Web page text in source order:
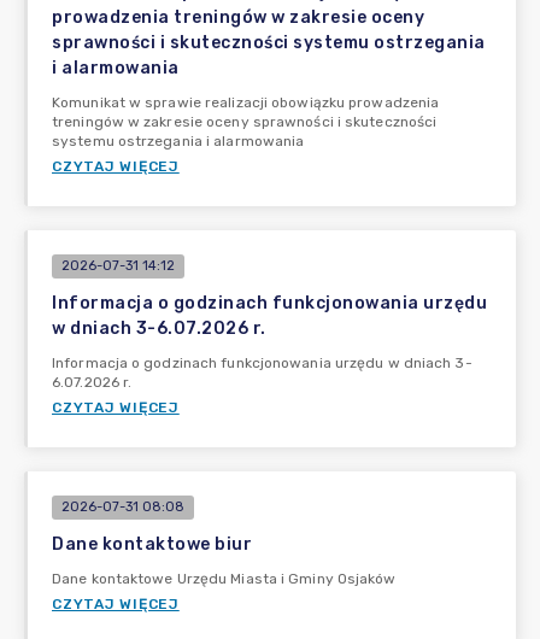
prowadzenia treningów w zakresie oceny
sprawności i skuteczności systemu ostrzegania
i alarmowania
Komunikat w sprawie realizacji obowiązku prowadzenia
treningów w zakresie oceny sprawności i skuteczności
systemu ostrzegania i alarmowania
CZYTAJ WIĘCEJ
2026-07-31 14:12
Informacja o godzinach funkcjonowania urzędu
w dniach 3-6.07.2026 r.
Informacja o godzinach funkcjonowania urzędu w dniach 3-
6.07.2026 r.
CZYTAJ WIĘCEJ
2026-07-31 08:08
Dane kontaktowe biur
Dane kontaktowe Urzędu Miasta i Gminy Osjaków
CZYTAJ WIĘCEJ